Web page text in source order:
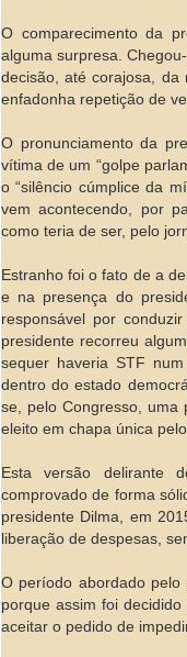
O comparecimento da
alguma surpresa.
decisão, até corajosa,
enfadonha repetição de
O pronunciamento da
vítima de um “golpe
o “silêncio cúmplice da
vem acontecendo, por
como teria de ser, pelo
Estranho foi o fato de a
e na presença do
responsável por
presidente recorreu
sequer haveria STF
dentro do estado
se, pelo Congresso, uma
eleito em chapa única
Esta versão delirante
comprovado de forma
presidente Dilma, em
liberação de despesas,
O período abordado pelo
porque assim foi
aceitar o pedido de